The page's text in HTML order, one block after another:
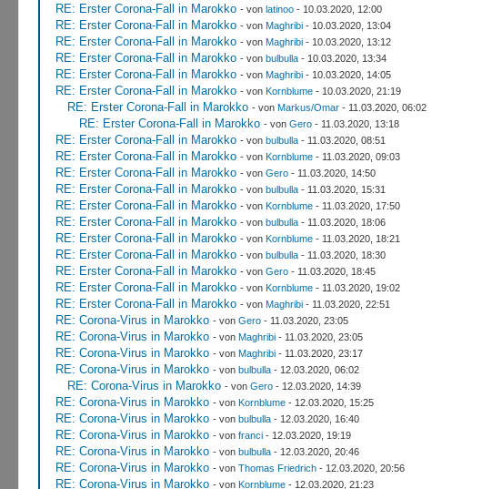
RE: Erster Corona-Fall in Marokko - von latinoo- 10.03.2020, 12:00
RE: Erster Corona-Fall in Marokko - von Maghribi- 10.03.2020, 13:04
RE: Erster Corona-Fall in Marokko - von Maghribi- 10.03.2020, 13:12
RE: Erster Corona-Fall in Marokko - von bulbulla- 10.03.2020, 13:34
RE: Erster Corona-Fall in Marokko - von Maghribi- 10.03.2020, 14:05
RE: Erster Corona-Fall in Marokko - von Kornblume- 10.03.2020, 21:19
RE: Erster Corona-Fall in Marokko - von Markus/Omar- 11.03.2020, 06:02
RE: Erster Corona-Fall in Marokko - von Gero- 11.03.2020, 13:18
RE: Erster Corona-Fall in Marokko - von bulbulla- 11.03.2020, 08:51
RE: Erster Corona-Fall in Marokko - von Kornblume- 11.03.2020, 09:03
RE: Erster Corona-Fall in Marokko - von Gero- 11.03.2020, 14:50
RE: Erster Corona-Fall in Marokko - von bulbulla- 11.03.2020, 15:31
RE: Erster Corona-Fall in Marokko - von Kornblume- 11.03.2020, 17:50
RE: Erster Corona-Fall in Marokko - von bulbulla- 11.03.2020, 18:06
RE: Erster Corona-Fall in Marokko - von Kornblume- 11.03.2020, 18:21
RE: Erster Corona-Fall in Marokko - von bulbulla- 11.03.2020, 18:30
RE: Erster Corona-Fall in Marokko - von Gero- 11.03.2020, 18:45
RE: Erster Corona-Fall in Marokko - von Kornblume- 11.03.2020, 19:02
RE: Erster Corona-Fall in Marokko - von Maghribi- 11.03.2020, 22:51
RE: Corona-Virus in Marokko - von Gero- 11.03.2020, 23:05
RE: Corona-Virus in Marokko - von Maghribi- 11.03.2020, 23:05
RE: Corona-Virus in Marokko - von Maghribi- 11.03.2020, 23:17
RE: Corona-Virus in Marokko - von bulbulla- 12.03.2020, 06:02
RE: Corona-Virus in Marokko - von Gero- 12.03.2020, 14:39
RE: Corona-Virus in Marokko - von Kornblume- 12.03.2020, 15:25
RE: Corona-Virus in Marokko - von bulbulla- 12.03.2020, 16:40
RE: Corona-Virus in Marokko - von franci- 12.03.2020, 19:19
RE: Corona-Virus in Marokko - von bulbulla- 12.03.2020, 20:46
RE: Corona-Virus in Marokko - von Thomas Friedrich- 12.03.2020, 20:56
RE: Corona-Virus in Marokko - von Kornblume- 12.03.2020, 21:23